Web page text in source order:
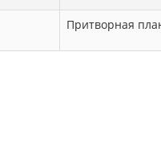
Притворная